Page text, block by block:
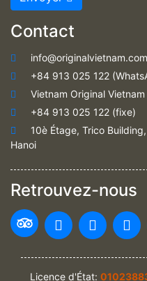
Contact
info@originalvietnam.com
+84 913 025 122
Vietnam Original
+84 913 025 122 (fixe)
10è Étage, Trico
Hanoi
Retrouvez-nous
Licence d'État: